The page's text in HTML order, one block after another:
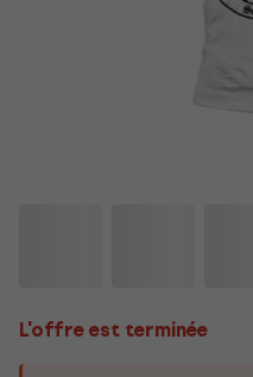
L'offre est terminée